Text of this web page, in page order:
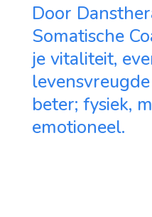
Door
Somatische
je vitaliteit,
beter; fysiek,
emotioneel.